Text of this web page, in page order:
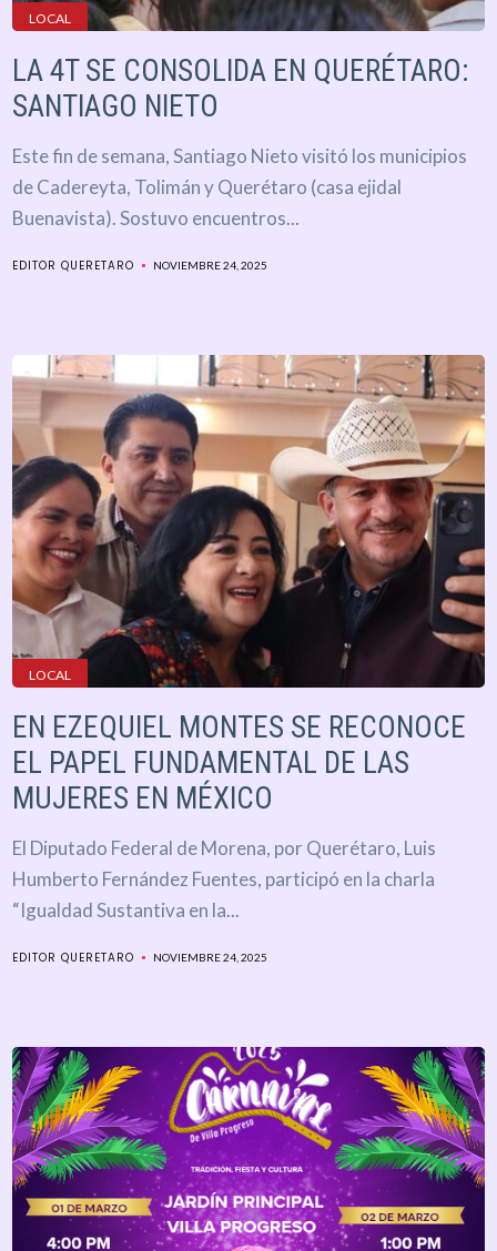
LOCAL
LA 4T SE CONSOLIDA EN QUERÉTARO:
SANTIAGO NIETO
Este fin de semana, Santiago Nieto visitó los municipios
de Cadereyta, Tolimán y Querétaro (casa ejidal
Buenavista). Sostuvo encuentros...
EDITOR QUERETARO NOVIEMBRE 24, 2025
LOCAL
EN EZEQUIEL MONTES SE RECONOCE
EL PAPEL FUNDAMENTAL DE LAS
MUJERES EN MÉXICO
El Diputado Federal de Morena, por Querétaro, Luis
Humberto Fernández Fuentes, participó en la charla
“Igualdad Sustantiva en la...
EDITOR QUERETARO NOVIEMBRE 24, 2025